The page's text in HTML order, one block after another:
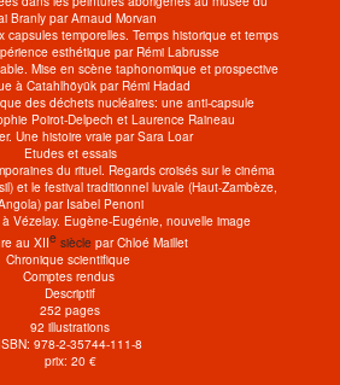
Branly par Arnaud Morvan
capsules temporelles. Temps historique et temps
esthétique par Rémi Labrusse
Mise en scène taphonomique et prospective
à Catahlhöyük par Rémi Hadad
des déchets nucléaires: une anti-capsule
Poirot-Delpech et Laurence Raineau
Une histoire vraie par Sara Loar
Etudes et essais
du rituel. Regards croisés sur le cinéma
et le festival traditionnel luvale (Haut-Zambèze,
par Isabel Penoni
Vézelay. Eugène-Eugénie, nouvelle image
au XIIe siècle par Chloé Maillet
Chronique scientifique
Comptes rendus
Descriptif
252 pages
92 illustrations
ISBN: 978-2-35744-111-8
prix: 20 €
TEMPORELLES
est une œuvre de
de biens et d’informations,
destiné aux générations
être intentionnellement créée
lors d’une cérémonie
date de son ouverture, ou
comme le site
Pompéi. Si les capsules
aux premières formes de
comme en Mésopotamie, elles
des pratiques des artistes